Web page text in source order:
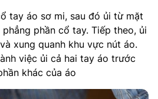
tay áo sơ mi, sau đó ủi từ mặt
phần cổ tay. Tiếp theo, ủi
xung quanh khu vực nút áo.
việc ủi cả hai tay áo trước
khác của áo